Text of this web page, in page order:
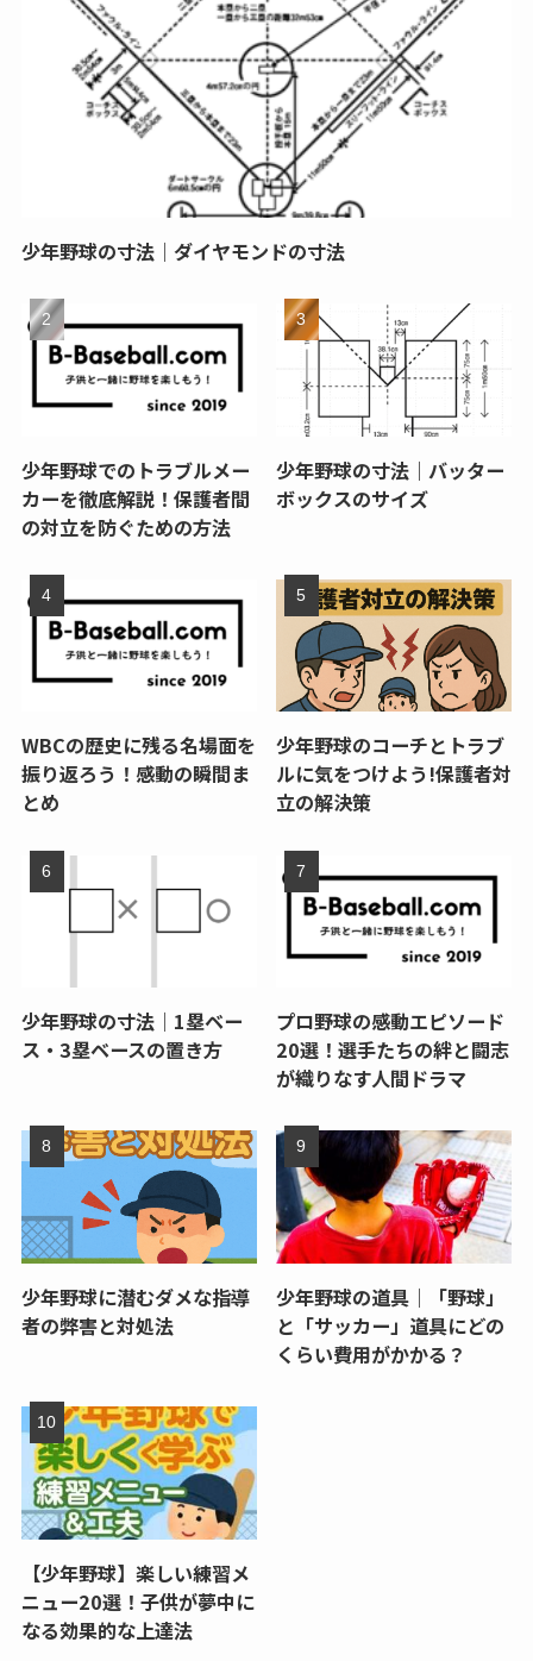
少年野球の寸法｜ダイヤモンドの寸法
少年野球でのトラブルメー
カーを徹底解説！保護者間
の対立を防ぐための方法
少年野球の寸法｜バッター
ボックスのサイズ
WBCの歴史に残る名場面を
振り返ろう！感動の瞬間ま
とめ
少年野球のコーチとトラブ
ルに気をつけよう!保護者対
立の解決策
少年野球の寸法｜1塁ベー
ス・3塁ベースの置き方
プロ野球の感動エピソード
20選！選手たちの絆と闘志
が織りなす人間ドラマ
少年野球に潜むダメな指導
者の弊害と対処法
少年野球の道具｜「野球」
と「サッカー」道具にどの
くらい費用がかかる？
【少年野球】楽しい練習メ
ニュー20選！子供が夢中に
なる効果的な上達法